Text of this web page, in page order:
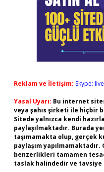
Reklam ve İletişim: Skype:
Yasal Uyarı: Bu internet
veya şahıs şirketi ile hiçbir
Sitede yalnızca kendi
paylaşılmaktadır. Burada
taşımamakta olup, gerçek
paylaşım
benzerlikleri tamamen
taslak halindedir ve tavsiye